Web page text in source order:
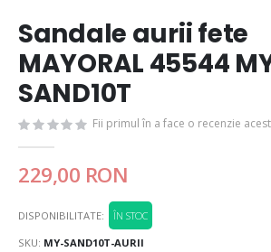
Sandale aurii fete
MAYORAL 45544
SAND10T
Fii primul în a face o recenzie
229,00 RON
DISPONIBILITATE:
ÎN STOC
SKU MY-SAND10T-AURII